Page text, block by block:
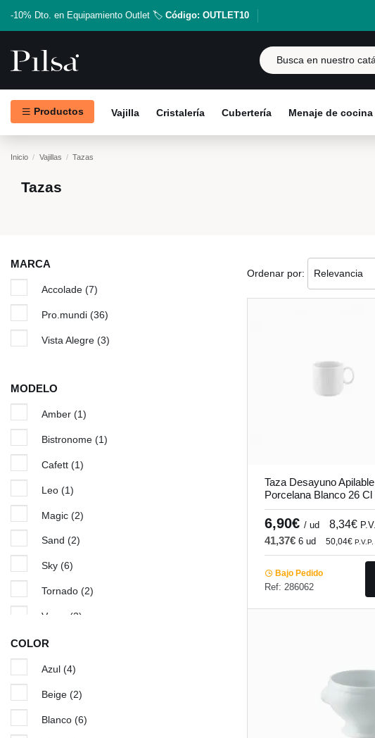
-10% Dto. en Equipamiento Outlet 🏷️ Código: OUTLET10
Productos Vajilla Cristalería Cubertería Menaje de cocina
Inicio Vajillas Tazas
Tazas
Ordenar por: Relevancia
Taza Desayuno Apilable
Porcelana Blanco 26 Cl
Vista Alegre
6,90€ / ud 8,34€
41,37€ 6 ud 50,04€ P.V.P.
Bajo Pedido
Ref: 286062
MARCA
Accolade (7)
Pro.mundi (36)
Vista Alegre (3)
MODELO
Amber (1)
Bistronome (1)
Cafett (1)
Leo (1)
Magic (2)
Sand (2)
Sky (6)
Tornado (2)
Verve (3)
COLOR
Azul (4)
Beige (2)
Blanco (6)